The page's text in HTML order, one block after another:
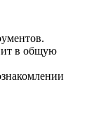
в общую